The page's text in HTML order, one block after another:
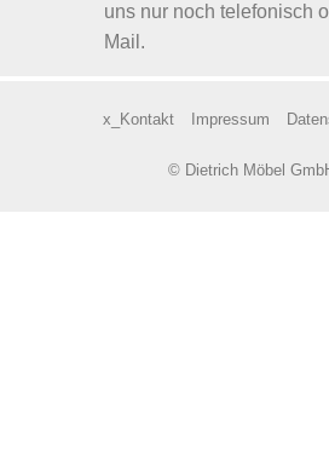
uns nur noch telefonisch
Mail.
x_Kontakt Impressum
© Dietrich Möbel